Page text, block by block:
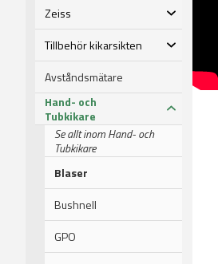
Zeiss
Tillbehör kikarsikten
Avståndsmätare
Hand- och
Tubkikare
Se allt inom Hand- och
Tubkikare
Blaser
Bushnell
GPO